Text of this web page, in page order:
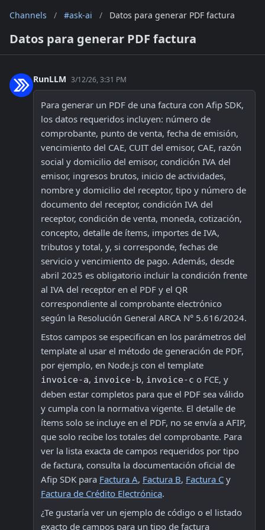
Channels / #ask-ai / Datos para generar PDF factura
Datos para generar PDF factura
RunLLM 3/12/26, 3:31 PM
Para generar un PDF de una factura con Afip SDK,
los datos requeridos incluyen: número de
comprobante, punto de venta, fecha de emisión,
vencimiento del CAE, CUIT del emisor, CAE, razón
social y domicilio del emisor, condición IVA del
emisor, ingresos brutos, inicio de actividades,
nombre y domicilio del receptor, tipo y número de
documento del receptor, condición IVA del
receptor, condición de venta, moneda, cotización,
concepto, detalle de ítems, importes de IVA,
tributos y total, y, si corresponde, fechas de
servicio y vencimiento de pago. Además, desde
abril 2025 es obligatorio incluir la condición frente
al IVA del receptor en el PDF y el QR
correspondiente al comprobante electrónico
Estos campos se especifican en los parámetros del
template al usar el método de generación de PDF,
invoice-a, invoice-b, invoice-c o FCE, y
deben estar completos para que el PDF sea válido
y cumpla con la normativa vigente. El detalle de
ítems solo se incluye en el PDF, no se envía a AFIP,
que solo recibe los totales del comprobante. Para
ver la lista exacta de campos requeridos por tipo
de factura, consulta la documentación oficial de
Afip SDK para Factura A, Factura B, Factura C
Factura de Crédito Electrónica.
¿Te gustaría ver un ejemplo de código o el listado
exacto de campos para un tipo de factura